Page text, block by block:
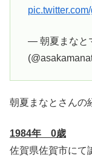
— 朝夏まなと
朝夏まなとさんの
1984年 0歳
佐賀県佐賀市にて